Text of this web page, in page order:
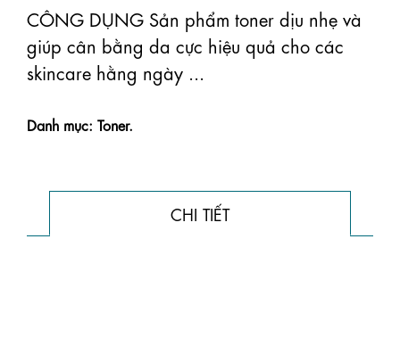
CÔNG DỤNG Sản phẩm toner dịu nhẹ và
giúp cân bằng da cực hiệu quả cho các
skincare hằng ngày ...
Danh mục: Toner.
CHI TIẾT